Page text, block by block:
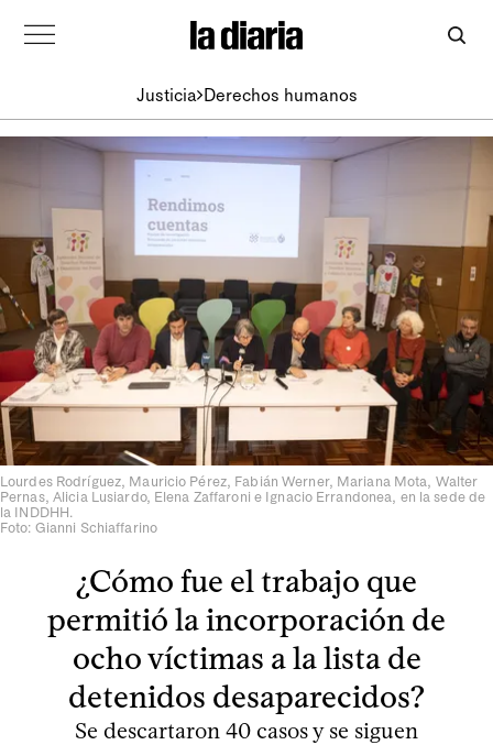
Justicia Derechos humanos
Lourdes Rodríguez, Mauricio Pérez, Fabián Werner, Mariana Mota, Walter
Pernas, Alicia Lusiardo, Elena Zaffaroni e Ignacio Errandonea, en la sede de
la INDDHH.
Foto: Gianni Schiaffarino
¿Cómo fue el trabajo que
permitió la incorporación de
ocho víctimas a la lista de
detenidos desaparecidos?
Se descartaron 40 casos y se siguen